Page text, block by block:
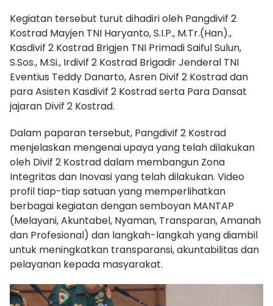
Kegiatan tersebut turut dihadiri oleh Pangdivif 2
Kostrad Mayjen TNI Haryanto, S.I.P., M.Tr.(Han).,
Kasdivif 2 Kostrad Brigjen TNI Primadi Saiful Sulun,
S.Sos., M.Si., Irdivif 2 Kostrad Brigadir Jenderal TNI
Eventius Teddy Danarto, Asren Divif 2 Kostrad dan
para Asisten Kasdivif 2 Kostrad serta Para Dansat
jajaran Divif 2 Kostrad.
Dalam paparan tersebut, Pangdivif 2 Kostrad
menjelaskan mengenai upaya yang telah dilakukan
oleh Divif 2 Kostrad dalam membangun Zona
Integritas dan Inovasi yang telah dilakukan. Video
profil tiap-tiap satuan yang memperlihatkan
berbagai kegiatan dengan semboyan MANTAP
(Melayani, Akuntabel, Nyaman, Transparan, Amanah
dan Profesional) dan langkah-langkah yang diambil
untuk meningkatkan transparansi, akuntabilitas dan
pelayanan kepada masyarakat.